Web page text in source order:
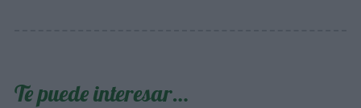
Te puede interesar…